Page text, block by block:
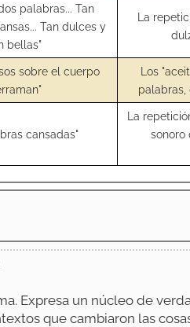
palabras... Tan
Tan dulces y
bellas"
La
sobre el cuerpo
Los
palabras,
cansadas"
La
sonoro
Expresa un núcleo de
que cambiaron las